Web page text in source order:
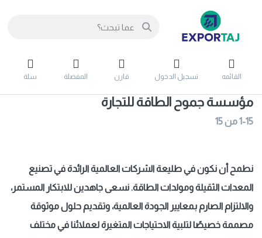
القائمه تسجيل الدخول قارن المفضلة سلة
مؤسسة جموح الطاقة للتجارة
1-15من15
نطمح أن نكون في طليعة الشركات العالمية الرائدة في تصنيع
المعدات الثقيلة ومولدات الطاقة. نسعى جاهدين للابتكار المستمر،
والالتزام الصارم بمعايير الجودة العالمية، وتقديم حلول موثوقة
مصممة خصيصًا لتلبية الاحتياجات المتغيرة لعملائنا في مختلف